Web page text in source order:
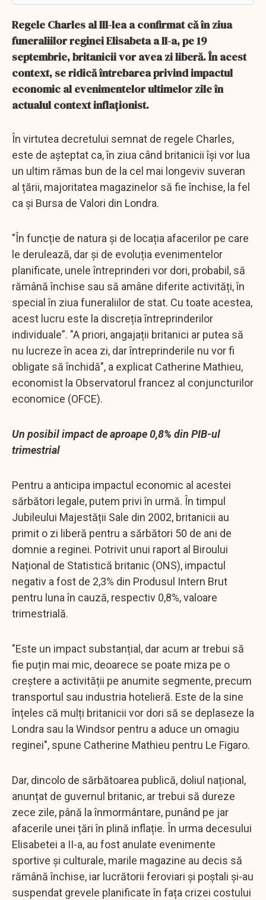
Regele Charles al III-lea a confirmat că în ziua
funeraliilor reginei Elisabeta a II-a, pe 19
septembrie, britanicii vor avea zi liberă. În acest
context, se ridică întrebarea privind impactul
economic al evenimentelor ultimelor zile în
actualul context inflaționist.
În virtutea decretului semnat de regele Charles,
este de așteptat ca, în ziua când britanicii își vor lua
un ultim rămas bun de la cel mai longeviv suveran
al țării, majoritatea magazinelor să fie închise, la fel
ca și Bursa de Valori din Londra.
"În funcție de natura și de locația afacerilor pe care
le derulează, dar și de evoluția evenimentelor
planificate, unele întreprinderi vor dori, probabil, să
rămână închise sau să amâne diferite activități, în
special în ziua funeraliilor de stat. Cu toate acestea,
acest lucru este la discreția întreprinderilor
individuale”. "A priori, angajații britanici ar putea să
nu lucreze în acea zi, dar întreprinderile nu vor fi
obligate să închidă", a explicat Catherine Mathieu,
economist la Observatorul francez al conjuncturilor
economice (OFCE).
Un posibil impact de aproape 0,8% din PIB-ul
trimestrial
Pentru a anticipa impactul economic al acestei
sărbători legale, putem privi în urmă. În timpul
Jubileului Majestății Sale din 2002, britanicii au
primit o zi liberă pentru a sărbători 50 de ani de
domnie a reginei. Potrivit unui raport al Biroului
Național de Statistică britanic (ONS), impactul
negativ a fost de 2,3% din Produsul Intern Brut
pentru luna în cauză, respectiv 0,8%, valoare
trimestrială.
"Este un impact substanțial, dar acum ar trebui să
fie puțin mai mic, deoarece se poate miza pe o
creștere a activității pe anumite segmente, precum
transportul sau industria hotelieră. Este de la sine
înțeles că mulți britanicii vor dori să se deplaseze la
Londra sau la Windsor pentru a aduce un omagiu
reginei", spune Catherine Mathieu pentru Le Figaro.
Dar, dincolo de sărbătoarea publică, doliul național,
anunțat de guvernul britanic, ar trebui să dureze
zece zile, până la înmormântare, punând pe jar
afacerile unei țări în plină inflație. În urma decesului
Elisabetei a II-a, au fost anulate evenimente
sportive și culturale, marile magazine au decis să
rămână închise, iar lucrătorii feroviari și poștali și-au
suspendat grevele planificate în fața crizei costului